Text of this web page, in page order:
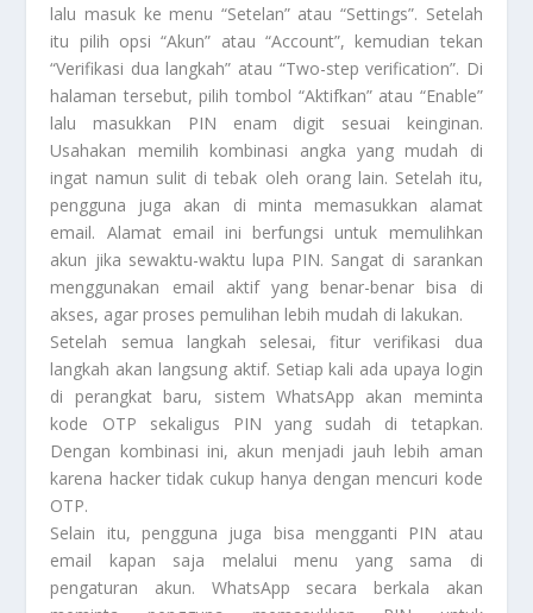
lalu masuk ke menu “Setelan” atau “Settings”. Setelah
itu pilih opsi “Akun” atau “Account”, kemudian tekan
“Verifikasi dua langkah” atau “Two-step verification”. Di
halaman tersebut, pilih tombol “Aktifkan” atau “Enable”
lalu masukkan PIN enam digit sesuai keinginan.
Usahakan memilih kombinasi angka yang mudah di
ingat namun sulit di tebak oleh orang lain. Setelah itu,
pengguna juga akan di minta memasukkan alamat
email. Alamat email ini berfungsi untuk memulihkan
akun jika sewaktu-waktu lupa PIN. Sangat di sarankan
menggunakan email aktif yang benar-benar bisa di
akses, agar proses pemulihan lebih mudah di lakukan.
Setelah semua langkah selesai, fitur verifikasi dua
langkah akan langsung aktif. Setiap kali ada upaya login
di perangkat baru, sistem WhatsApp akan meminta
kode OTP sekaligus PIN yang sudah di tetapkan.
Dengan kombinasi ini, akun menjadi jauh lebih aman
karena hacker tidak cukup hanya dengan mencuri kode
OTP.
Selain itu, pengguna juga bisa mengganti PIN atau
email kapan saja melalui menu yang sama di
pengaturan akun. WhatsApp secara berkala akan